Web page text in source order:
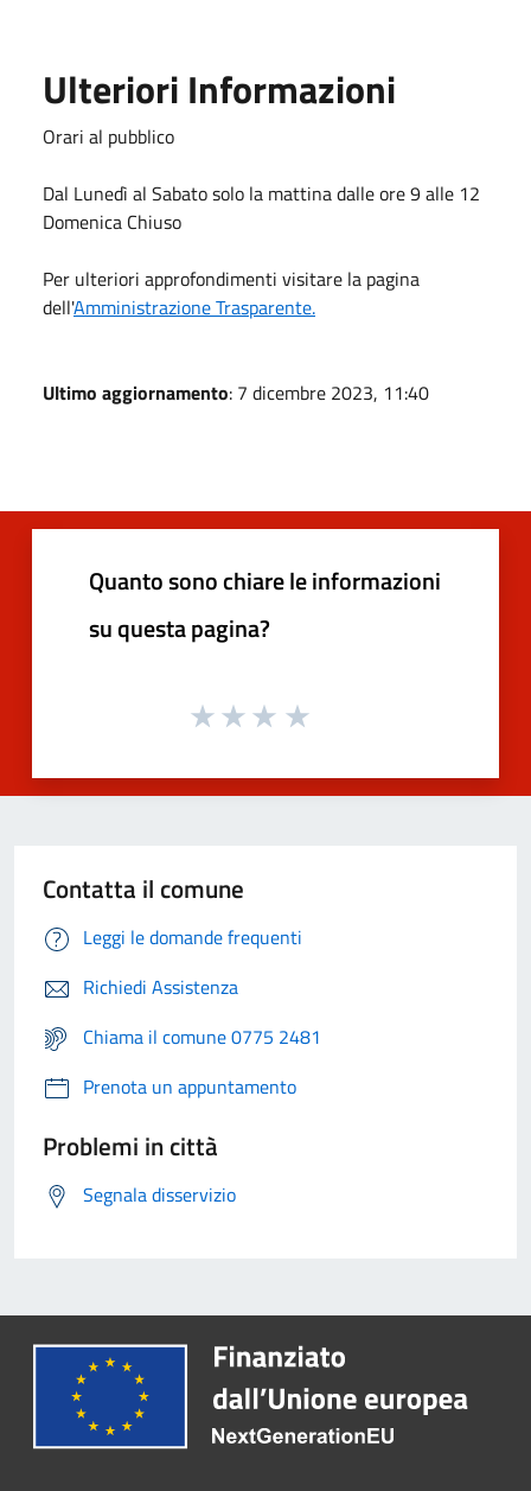
Ulteriori Informazioni
Orari al pubblico
Dal Lunedì al Sabato solo la mattina dalle ore 9 alle 12
Domenica Chiuso
Per ulteriori approfondimenti visitare la pagina
dell'Amministrazione Trasparente.
Ultimo aggiornamento: 7 dicembre 2023, 11:40
Quanto sono chiare le informazioni
su questa pagina?
Contatta il comune
Leggi le domande frequenti
Richiedi Assistenza
Chiama il comune 0775 2481
Prenota un appuntamento
Problemi in città
Segnala disservizio